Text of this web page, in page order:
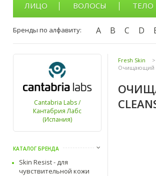
ЛИЦО ВОЛОСЫ ТЕЛО
Бренды по алфавиту: A B C D
Cantabria Labs /
Кантабрия Лабс
(Испания)
КАТАЛОГ БРЕНДА
Skin Resist - для
чувствительной кожи
Fresh Skin >
Очищающий